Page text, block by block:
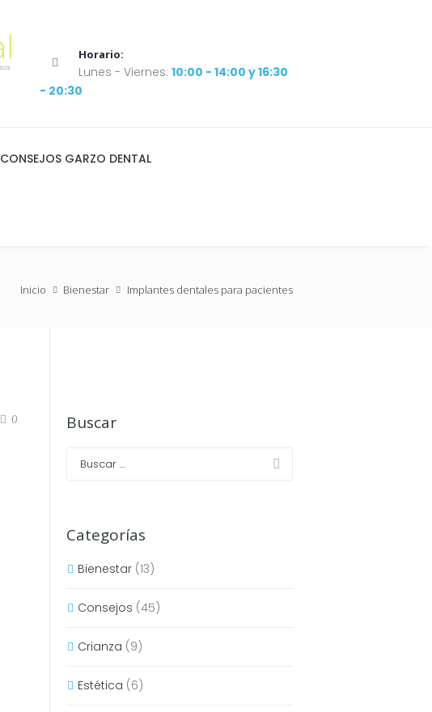
Horario:
Lunes - Viernes:10:00 - 14:00 y 16:30
- 20:30
CONSEJOS GARZO DENTAL
Inicio Bienestar Implantes dentales para pacientes
0 Buscar
Categorías
Bienestar (13)
Consejos (45)
Crianza (9)
Estética (6)